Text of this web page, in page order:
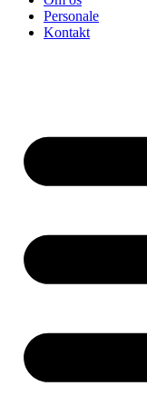
Personale
Kontakt